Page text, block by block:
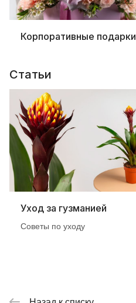
Корпоративные подарки
Статьи
Уход за гузманией
Советы по уходу